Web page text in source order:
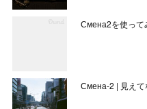
Смена2を使って
Смена-2 | 見えて